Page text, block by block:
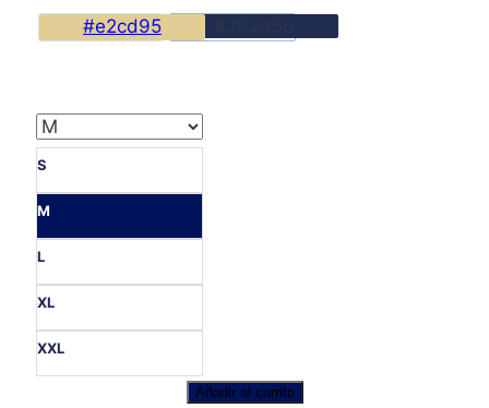
original
era:
actual
es:
#e2cd95
S
M
L
XL
XXL
Sudadera
Añadir al carrito